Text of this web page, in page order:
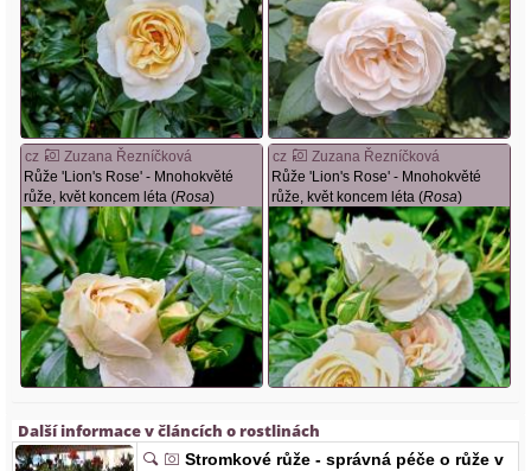
cz
Zuzana Řezníčková
Růže 'Lion's Rose' - Mnohokvěté
růže, květ koncem léta (Rosa)
cz
Zuzana Řezníčková
Růže 'Lion's Rose' - Mnohokvěté
růže, květ koncem léta (Rosa)
Další informace v článcích o rostlinách
Stromkové růže - správná péče o růže v